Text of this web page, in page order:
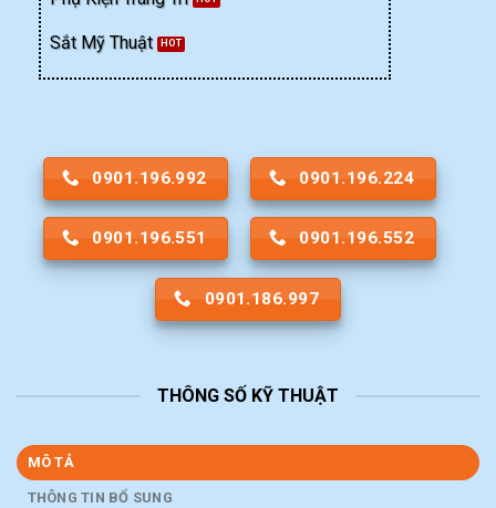
Sắt Mỹ Thuật
0901.196.992 0901.196.224
0901.196.551 0901.196.552
0901.186.997
THÔNG SỐ KỸ THUẬT
MÔ TẢ
THÔNG TIN BỔ SUNG